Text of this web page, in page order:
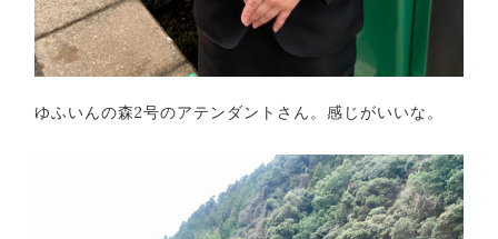
ゆふいんの森2号のアテンダントさん。感じがいいな。